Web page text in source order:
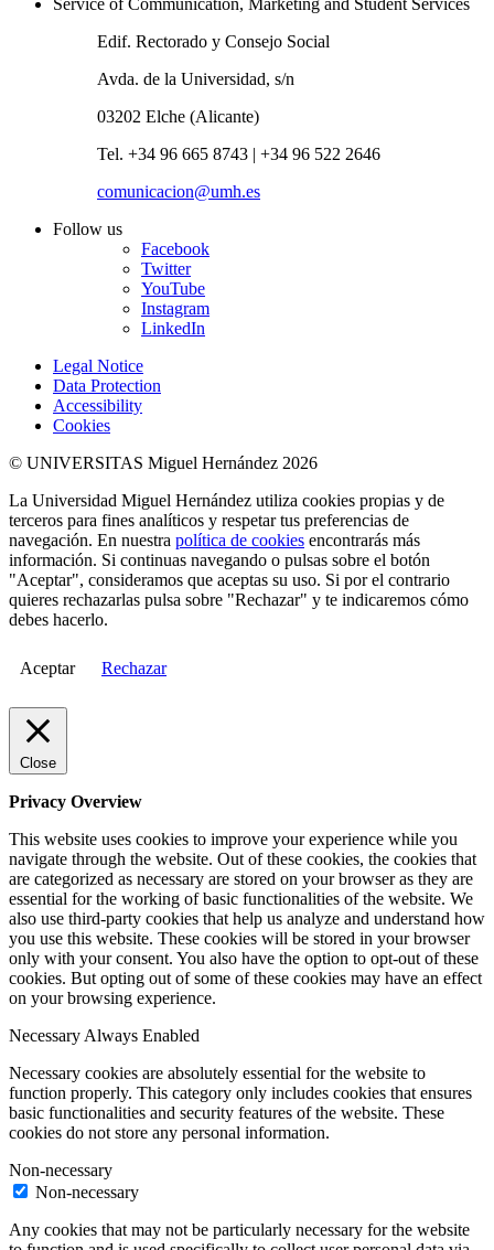
Edif. Rectorado y Consejo Social
Avda. de la Universidad, s/n
03202 Elche (Alicante)
Tel. +34 96 665 8743 | +34 96 522 2646
comunicacion@umh.es
Follow us
Facebook
Twitter
YouTube
Instagram
LinkedIn
Legal Notice
Data Protection
Accessibility
Cookies
© UNIVERSITAS Miguel Hernández 2026
La Universidad Miguel Hernández utiliza cookies propias y de
terceros para fines analíticos y respetar tus preferencias de
navegación. En nuestra política de cookies encontrarás más
información. Si continuas navegando o pulsas sobre el botón
"Aceptar", consideramos que aceptas su uso. Si por el contrario
quieres rechazarlas pulsa sobre "Rechazar" y te indicaremos cómo
debes hacerlo.
Aceptar Rechazar
Close
Privacy Overview
This website uses cookies to improve your experience while you
navigate through the website. Out of these cookies, the cookies that
are categorized as necessary are stored on your browser as they are
essential for the working of basic functionalities of the website. We
also use third-party cookies that help us analyze and understand how
you use this website. These cookies will be stored in your browser
only with your consent. You also have the option to opt-out of these
cookies. But opting out of some of these cookies may have an effect
on your browsing experience.
Necessary Always Enabled
Necessary cookies are absolutely essential for the website to
function properly. This category only includes cookies that ensures
basic functionalities and security features of the website. These
cookies do not store any personal information.
Non-necessary
Non-necessary
Any cookies that may not be particularly necessary for the website